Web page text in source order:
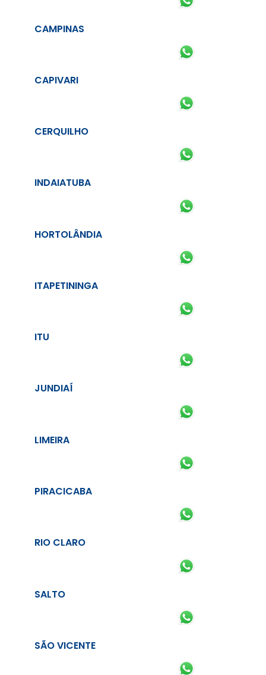
CAMPINAS
CAPIVARI
CERQUILHO
INDAIATUBA
HORTOLÂNDIA
ITAPETININGA
ITU
JUNDIAÍ
LIMEIRA
PIRACICABA
RIO CLARO
SALTO
SÃO VICENTE